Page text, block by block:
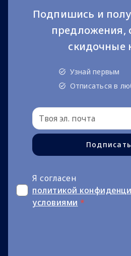
Подпишись и
предложения,
скидочные
Узнай первым
Отписаться в
Я согласен
политикой
условиями *